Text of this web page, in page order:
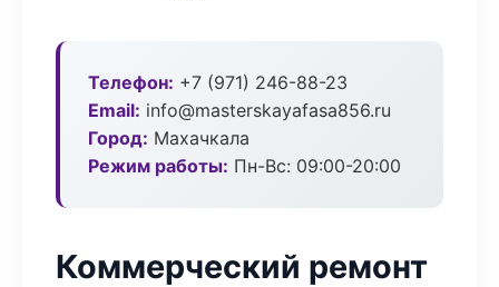
Телефон: +7 (971) 246-88-23
Email: info@masterskayafasa856.ru
Город: Махачкала
Режим работы: Пн-Вс: 09:00-20:00
Коммерческий ремонт